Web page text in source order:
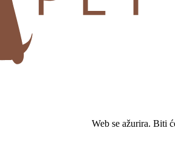
Web se ažurira. Biti